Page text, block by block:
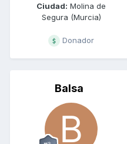
Ciudad: Molina de
Segura (Murcia)
Donador
Balsa